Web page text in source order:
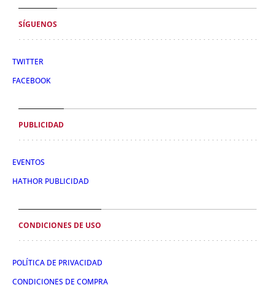
SÍGUENOS
TWITTER
FACEBOOK
PUBLICIDAD
EVENTOS
HATHOR PUBLICIDAD
CONDICIONES DE USO
POLÍTICA DE PRIVACIDAD
CONDICIONES DE COMPRA